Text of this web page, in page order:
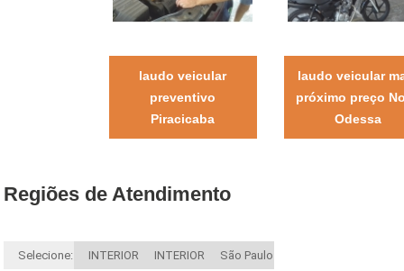
laudo veicular
preventivo
Piracicaba
laudo veicular
próximo preço
Odessa
Regiões de Atendimento
Selecione: INTERIOR INTERIOR São Paulo